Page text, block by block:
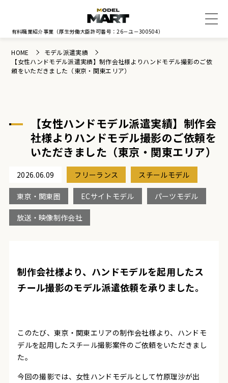
有料職業紹介事業 （厚生労働大臣許可番号：26－ユ－300504）
HOME
モデル派遣実績
【女性ハンドモデル派遣実績】制作会社様よりハンドモデル撮影のご依
頼をいただきました（東京・関東エリア）
【女性ハンドモデル派遣実績】制作会
社様よりハンドモデル撮影のご依頼を
いただきました（東京・関東エリア）
2026.06.09 フリーランス スチールモデル
東京・関東圏 ECサイトモデル パーツモデル
放送・映像制作会社
制作会社様より、ハンドモデルを起用したス
チール撮影のモデル派遣依頼を承りました。
このたび、東京・関東エリアの制作会社様より、ハンドモ
デルを起用したスチール撮影案件のご依頼をいただきまし
た。
今回の撮影では、女性ハンドモデルとして竹原理沙が出